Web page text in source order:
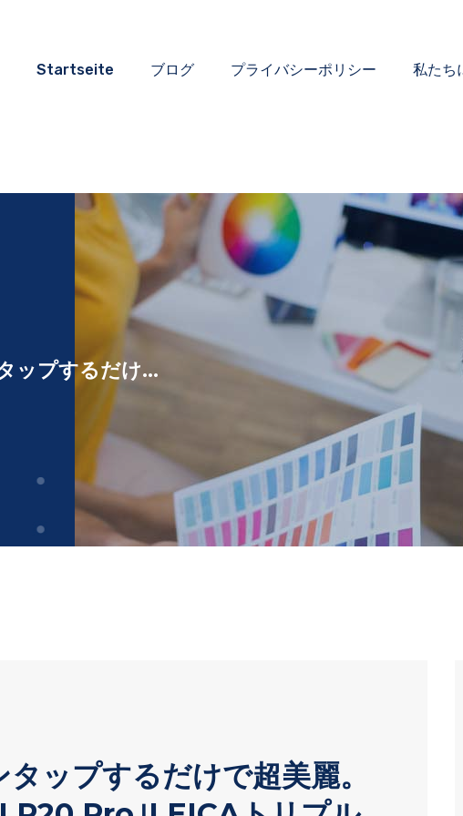
Startseite ブログ プライバシーポリシー 私たち
ップするだけ...
ップするだけで超美麗。